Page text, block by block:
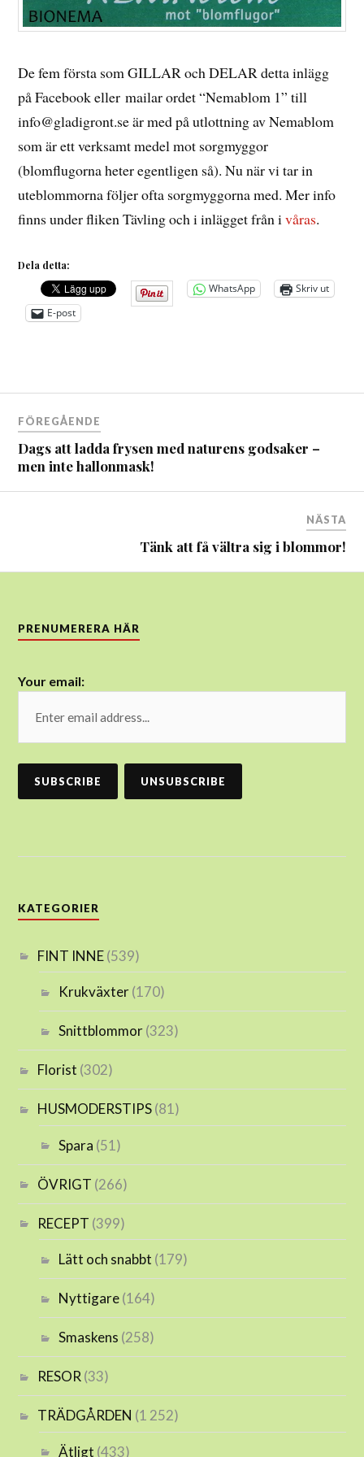
De fem första som GILLAR och DELAR detta inlägg
på Facebook eller mailar ordet “Nemablom 1” till
info@gladigront.se är med på utlottning av Nemablom
som är ett verksamt medel mot sorgmyggor
(blomflugorna heter egentligen så). Nu när vi tar in
uteblommorna följer ofta sorgmyggorna med. Mer info
finns under fliken Tävling och i inlägget från ivåras.
Dela detta:
WhatsApp
Skriv ut
E-post
Inläggsnavigering
FÖREGÅENDE
Dags att ladda frysen med naturens godsaker –
men inte hallonmask!
NÄSTA
Tänk att få vältra sig i blommor!
PRENUMERERA HÄR
Your email:
KATEGORIER
FINT INNE(539)
Krukväxter(170)
Snittblommor(323)
Florist (302)
HUSMODERSTIPS(81)
Spara (51)
ÖVRIGT (266)
RECEPT (399)
Lätt och snabbt (179)
Nyttigare(164)
Smaskens (258)
RESOR (33)
TRÄDGÅRDEN (1 252)
Ätligt (433)